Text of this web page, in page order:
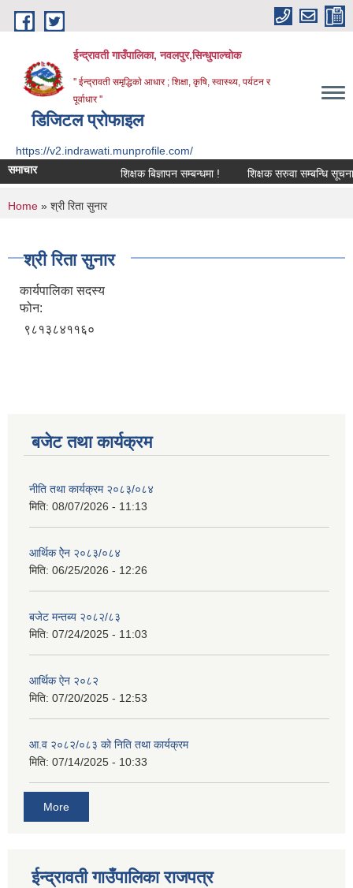
Skip to main content
ईन्द्रावती गाउँपालिका, नवलपुर,सिन्धुपाल्चाेक
'' ईन्द्रावती समृद्धिकाे आधार ; शिक्षा, कृषि, स्वास्थ्य, पर्यटन र
पूर्वाधार ''
डिजिटल प्रोफाइल
https://v2.indrawati.munprofile.com/
समाचार
शिक्षक बिज्ञापन सम्बन्धमा ! शिक्षक सरुवा सम्बन्धि सूचना !
You are here
Home » श्री रिता सुनार
श्री रिता सुनार
कार्यपालिका सदस्य
फोन:
९८१३८४११६०
बजेट तथा कार्यक्रम
नीति तथा कार्यक्रम २०८३/०८४
मिति: 08/07/2026 - 11:13
आर्थिक ऐेन २०८३/०८४
मिति: 06/25/2026 - 12:26
बजेट मन्तब्य २०८२/८३
मिति: 07/24/2025 - 11:03
आर्थिक ऐन २०८२
मिति: 07/20/2025 - 12:53
आ.व २०८२/०८३ को निति तथा कार्यक्रम
मिति: 07/14/2025 - 10:33
More
ईन्द्रावती गाउँपालिका राजपत्र